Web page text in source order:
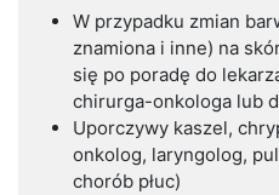
W przypadku zmian
znamiona i inne) na
się po poradę do
chirurga-onkologa lub
Uporczywy kaszel,
onkolog, laryngolog,
chorób płuc)